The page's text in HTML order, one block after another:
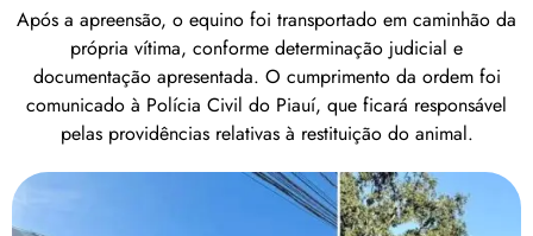
Após a apreensão, o equino foi transportado em caminhão da
própria vítima, conforme determinação judicial e
documentação apresentada. O cumprimento da ordem foi
comunicado à Polícia Civil do Piauí, que ficará responsável
pelas providências relativas à restituição do animal.